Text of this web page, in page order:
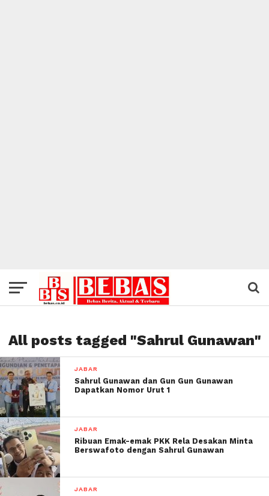
All posts tagged "Sahrul Gunawan"
JABAR
Sahrul Gunawan dan Gun Gun Gunawan
Dapatkan Nomor Urut 1
JABAR
Ribuan Emak-emak PKK Rela Desakan Minta
Berswafoto dengan Sahrul Gunawan
JABAR